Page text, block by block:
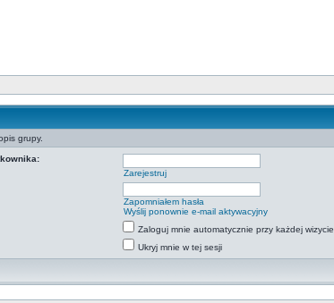
grupy.
Zarejestruj
Zapomniałem hasła
Wyślij ponownie e-mail aktywacyjny
Zaloguj mnie automatycznie przy każdej wizycie
Ukryj mnie w tej sesji